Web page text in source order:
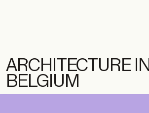
ARCHITECTURE IN
BELGIUM